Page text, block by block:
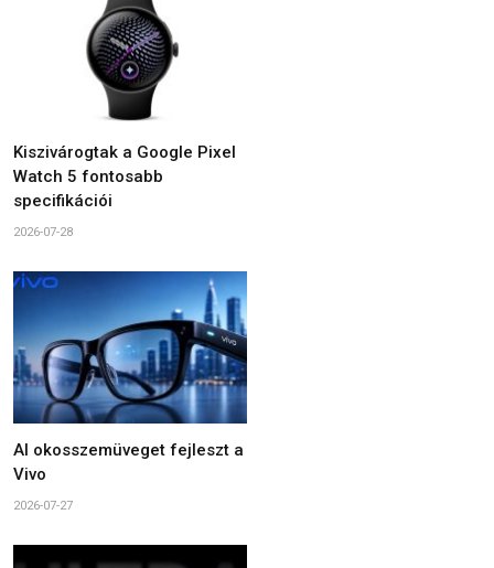
Kiszivárogtak a Google Pixel
Watch 5 fontosabb
specifikációi
2026-07-28
AI okosszemüveget fejleszt a
Vivo
2026-07-27